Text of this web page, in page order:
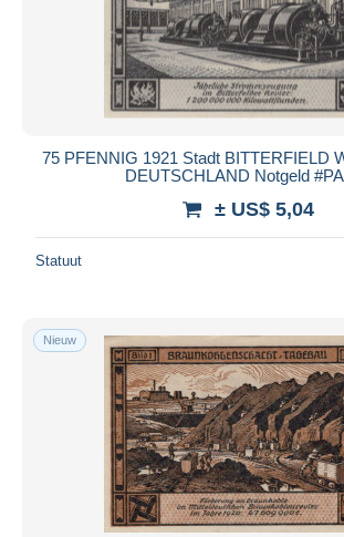
75 PFENNIG 1921 Stadt BITTERFIELD
DEUTSCHLAND Notgeld
± US$ 5,04
Statuut
Nieuw